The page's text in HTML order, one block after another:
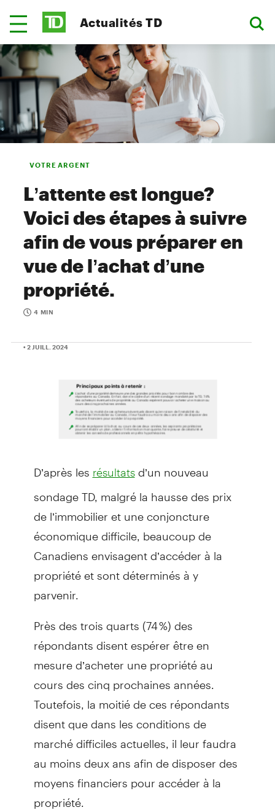
Actualités TD
VOTRE ARGENT
L’attente est longue?
Voici des étapes à suivre
afin de vous préparer en
vue de l’achat d’une
propriété.
4 MIN
• 2 JUILL. 2024
D’après les résultatsd’un nouveau
sondage TD, malgré la hausse des prix
de l’immobilier et une conjoncture
économique difficile, beaucoup de
Canadiens envisagent d’accéder à la
propriété et sont déterminés à y
parvenir.
Près des trois quarts (74 %) des
répondants disent espérer être en
mesure d’acheter une propriété au
cours des cinq prochaines années.
Toutefois, la moitié de ces répondants
disent que dans les conditions de
marché difficiles actuelles, il leur faudra
au moins deux ans afin de disposer des
moyens financiers pour accéder à la
propriété.